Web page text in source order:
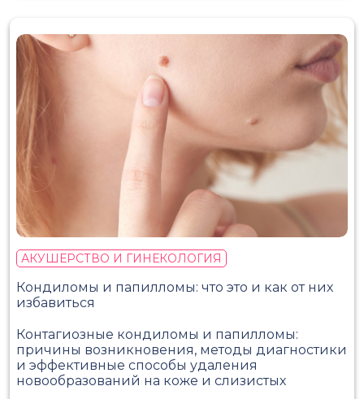
АКУШЕРСТВО И ГИНЕКОЛОГИЯ
Кондиломы и папилломы: что это и как от них
избавиться
Контагиозные кондиломы и папилломы:
причины возникновения, методы диагностики
и эффективные способы удаления
новообразований на коже и слизистых